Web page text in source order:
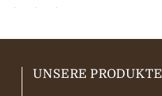
UNSERE PRODUKTE